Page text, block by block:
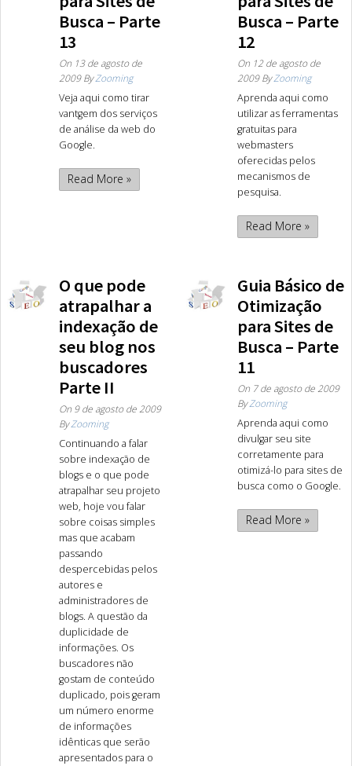
Busca – Parte
13
On 13 de agosto de
2009ByZooming
Veja aqui como tirar
vantgem dos serviços
de análise da web do
Google.
Read More »
Busca – Parte
12
On 12 de agosto de
2009ByZooming
Aprenda aqui como
utilizar as ferramentas
gratuitas para
webmasters
oferecidas pelos
mecanismos de
pesquisa.
Read More »
O que pode
atrapalhar a
indexação de
seu blog nos
buscadores
Parte II
On 9 de agosto de 2009
ByZooming
Continuando a falar
sobre indexação de
blogs e o que pode
atrapalhar seu projeto
web, hoje vou falar
sobre coisas simples
mas que acabam
passando
despercebidas pelos
autores e
administradores de
blogs. A questão da
duplicidade de
informações. Os
buscadores não
gostam de conteúdo
duplicado, pois geram
um número enorme
de informações
idênticas que serão
apresentados para o
Guia Básico de
Otimização
para Sites de
Busca – Parte
11
On 7 de agosto de 2009
ByZooming
Aprenda aqui como
divulgar seu site
corretamente para
otimizá-lo para sites de
busca como o Google.
Read More »